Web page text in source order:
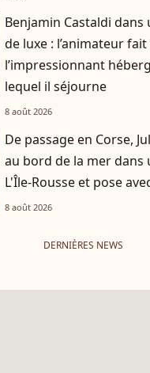
Benjamin Castaldi
de luxe : l’animateur
l’impressionnant
lequel il séjourne
8 août 2026
De passage en Corse,
au bord de la mer
L'Île-Rousse et pose
8 août 2026
DERNIÈRES NEWS